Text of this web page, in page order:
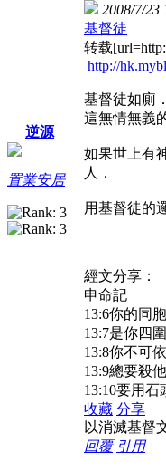
逆源
置業安居
2008/7/23
基督徒
转载
http://
基督徒如廁
這無情無義
如果世上有
人．
用基督徒的
經文分享：
申命記
13:6你的同
13:7是你四
13:8你不可
13:9總要殺
13:10要用
收藏 分享
以消滅基督
回覆 引用